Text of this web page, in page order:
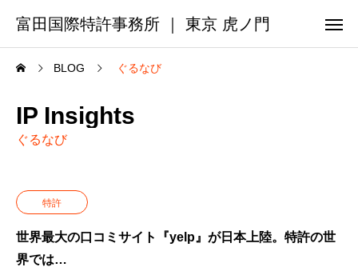
富田国際特許事務所 ｜ 東京 虎ノ門
BLOG ぐるなび
IP Insights
ぐるなび
特許
世界最大の口コミサイト『yelp』が日本上陸。特許の世
界では…